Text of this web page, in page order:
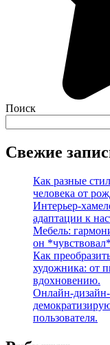
Поиск
Свежие
Как разные
человека от
Интерьер-
адаптации к
Мебель:
он
Как
художника: от
вдохновению.
Онлайн-
пользователя.